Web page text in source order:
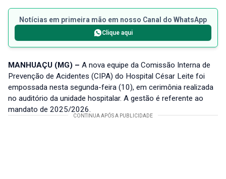
Notícias em primeira mão em nosso Canal do WhatsApp
Clique aqui
MANHUAÇU (MG) – A nova equipe da Comissão Interna de
Prevenção de Acidentes (CIPA) do Hospital César Leite foi
empossada nesta segunda-feira (10), em cerimônia realizada
no auditório da unidade hospitalar. A gestão é referente ao
mandato de 2025/2026.